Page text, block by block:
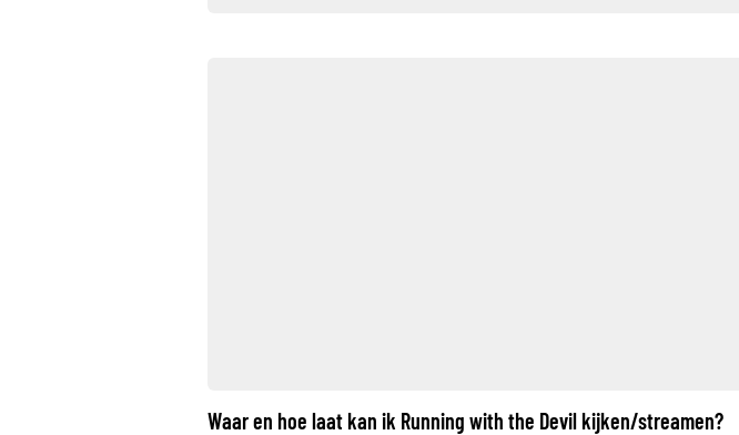
Waar en hoe laat kan ik Running with the Devil kijken/streamen?